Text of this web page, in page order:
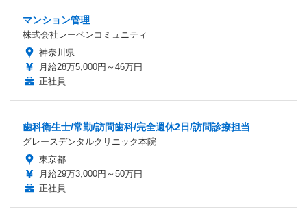
マンション管理
株式会社レーベンコミュニティ
神奈川県
月給28万5,000円～46万円
正社員
歯科衛生士/常勤/訪問歯科/完全週休2日/訪問診療担当
グレースデンタルクリニック本院
東京都
月給29万3,000円～50万円
正社員